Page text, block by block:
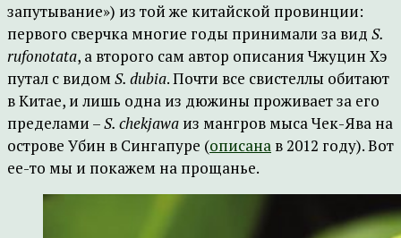
запутывание») из той же китайской провинции:
первого сверчка многие годы принимали за вид S.
rufonotata, а второго сам автор описания Чжуцин Хэ
путал с видомS. dubia. Почти все свистеллы обитают
в Китае, и лишь одна из дюжины проживает за его
пределами –S. chekjawa из мангров мыса Чек-Ява на
острове Убин в Сингапуре (описана в 2012 году). Вот
ее-то мы и покажем на прощанье.